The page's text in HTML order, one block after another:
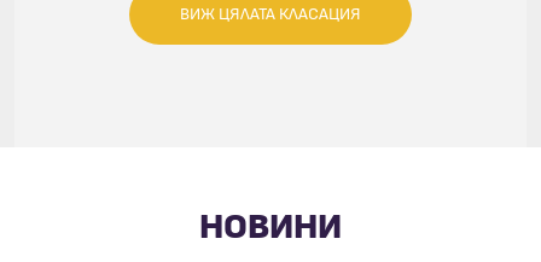
ВИЖ ЦЯЛАТА КЛАСАЦИЯ
НОВИНИ